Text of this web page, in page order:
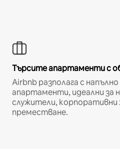
Търсите апартаменти с
Airbnb разполага с
апартаменти, идеални за
служители,
преместване.